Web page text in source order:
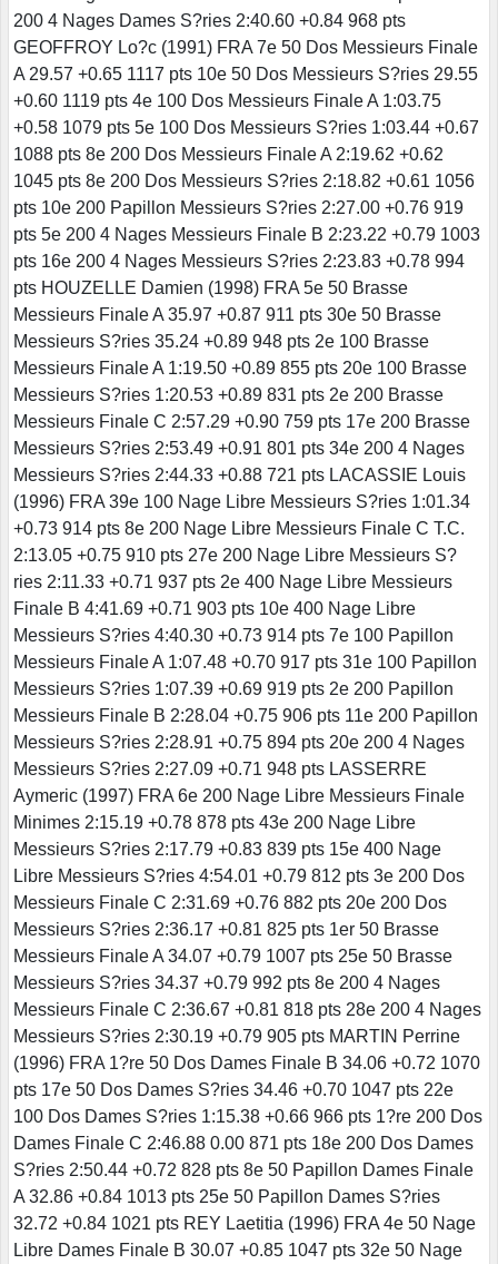
200 4 Nages Dames S?ries 2:40.60 +0.84 968 pts
GEOFFROY Lo?c (1991) FRA 7e 50 Dos Messieurs Finale
A 29.57 +0.65 1117 pts 10e 50 Dos Messieurs S?ries 29.55
+0.60 1119 pts 4e 100 Dos Messieurs Finale A 1:03.75
+0.58 1079 pts 5e 100 Dos Messieurs S?ries 1:03.44 +0.67
1088 pts 8e 200 Dos Messieurs Finale A 2:19.62 +0.62
1045 pts 8e 200 Dos Messieurs S?ries 2:18.82 +0.61 1056
pts 10e 200 Papillon Messieurs S?ries 2:27.00 +0.76 919
pts 5e 200 4 Nages Messieurs Finale B 2:23.22 +0.79 1003
pts 16e 200 4 Nages Messieurs S?ries 2:23.83 +0.78 994
pts HOUZELLE Damien (1998) FRA 5e 50 Brasse
Messieurs Finale A 35.97 +0.87 911 pts 30e 50 Brasse
Messieurs S?ries 35.24 +0.89 948 pts 2e 100 Brasse
Messieurs Finale A 1:19.50 +0.89 855 pts 20e 100 Brasse
Messieurs S?ries 1:20.53 +0.89 831 pts 2e 200 Brasse
Messieurs Finale C 2:57.29 +0.90 759 pts 17e 200 Brasse
Messieurs S?ries 2:53.49 +0.91 801 pts 34e 200 4 Nages
Messieurs S?ries 2:44.33 +0.88 721 pts LACASSIE Louis
(1996) FRA 39e 100 Nage Libre Messieurs S?ries 1:01.34
+0.73 914 pts 8e 200 Nage Libre Messieurs Finale C T.C.
2:13.05 +0.75 910 pts 27e 200 Nage Libre Messieurs S?
ries 2:11.33 +0.71 937 pts 2e 400 Nage Libre Messieurs
Finale B 4:41.69 +0.71 903 pts 10e 400 Nage Libre
Messieurs S?ries 4:40.30 +0.73 914 pts 7e 100 Papillon
Messieurs Finale A 1:07.48 +0.70 917 pts 31e 100 Papillon
Messieurs S?ries 1:07.39 +0.69 919 pts 2e 200 Papillon
Messieurs Finale B 2:28.04 +0.75 906 pts 11e 200 Papillon
Messieurs S?ries 2:28.91 +0.75 894 pts 20e 200 4 Nages
Messieurs S?ries 2:27.09 +0.71 948 pts LASSERRE
Aymeric (1997) FRA 6e 200 Nage Libre Messieurs Finale
Minimes 2:15.19 +0.78 878 pts 43e 200 Nage Libre
Messieurs S?ries 2:17.79 +0.83 839 pts 15e 400 Nage
Libre Messieurs S?ries 4:54.01 +0.79 812 pts 3e 200 Dos
Messieurs Finale C 2:31.69 +0.76 882 pts 20e 200 Dos
Messieurs S?ries 2:36.17 +0.81 825 pts 1er 50 Brasse
Messieurs Finale A 34.07 +0.79 1007 pts 25e 50 Brasse
Messieurs S?ries 34.37 +0.79 992 pts 8e 200 4 Nages
Messieurs Finale C 2:36.67 +0.81 818 pts 28e 200 4 Nages
Messieurs S?ries 2:30.19 +0.79 905 pts MARTIN Perrine
(1996) FRA 1?re 50 Dos Dames Finale B 34.06 +0.72 1070
pts 17e 50 Dos Dames S?ries 34.46 +0.70 1047 pts 22e
100 Dos Dames S?ries 1:15.38 +0.66 966 pts 1?re 200 Dos
Dames Finale C 2:46.88 0.00 871 pts 18e 200 Dos Dames
S?ries 2:50.44 +0.72 828 pts 8e 50 Papillon Dames Finale
A 32.86 +0.84 1013 pts 25e 50 Papillon Dames S?ries
32.72 +0.84 1021 pts REY Laetitia (1996) FRA 4e 50 Nage
Libre Dames Finale B 30.07 +0.85 1047 pts 32e 50 Nage